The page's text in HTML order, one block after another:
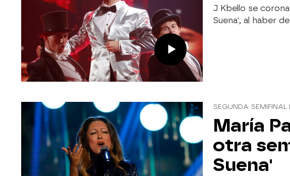
J Kbello se
Suena', al haber
SEGUNDA
María
otra
Suena'